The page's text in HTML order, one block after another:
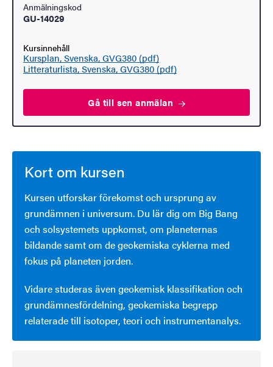
Anmälningskod
GU-14029
Kursinnehåll
Kursplan, Svenska, GVG380 (pdf)
Litteraturlista, Svenska, GVG380 (pdf)
Gå till senanmälan
Kort om kursen
Kursen utforskar förekomst och ursprung av
grundämnen i universum. Du lär dig om Big Bang
och solsystemets uppkomst, om planeternas
bildande samt om de geokemiska cyklerna med
fokus på planeten jorden.
Vidare studeras även geokemisk klassifikation och
grundämnesfördelning, geokemiska begrepp
relaterade till isotoper, teori och instrumentanalys.